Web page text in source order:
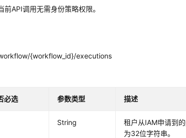
API调用无需身份策略权限。
{workflow_id}/executions
必选 参数类型 描述
String
租户从IAM申请到
为32位字符串。